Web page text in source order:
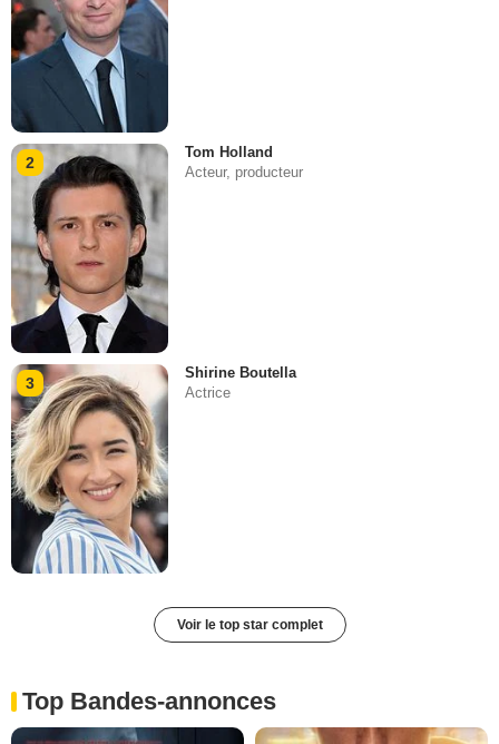
2
Tom Holland
Acteur, producteur
3
Shirine Boutella
Actrice
Voir le top star complet
Top Bandes-annonces